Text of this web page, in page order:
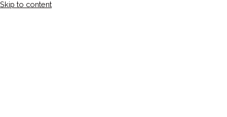
Skip to content